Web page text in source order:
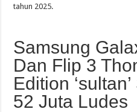
tahun 2025.
Samsung
Dan Flip 3
Edition
52 Juta Ludes